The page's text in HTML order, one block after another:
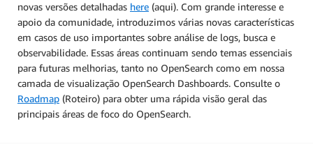
novas versões detalhadas here (aqui). Com grande interesse e
apoio da comunidade, introduzimos várias novas características
em casos de uso importantes sobre análise de logs, busca e
observabilidade. Essas áreas continuam sendo temas essenciais
para futuras melhorias, tanto no OpenSearch como em nossa
camada de visualização OpenSearch Dashboards. Consulte o
Roadmap (Roteiro) para obter uma rápida visão geral das
principais áreas de foco do OpenSearch.